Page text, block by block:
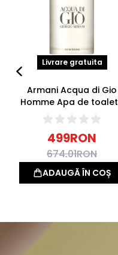
Livrare gratuita
Armani Acqua di Gio
Homme Apa de
Reincarcabila 100ml
499RON
674.01RON
ADAUGĂ ÎN COȘ